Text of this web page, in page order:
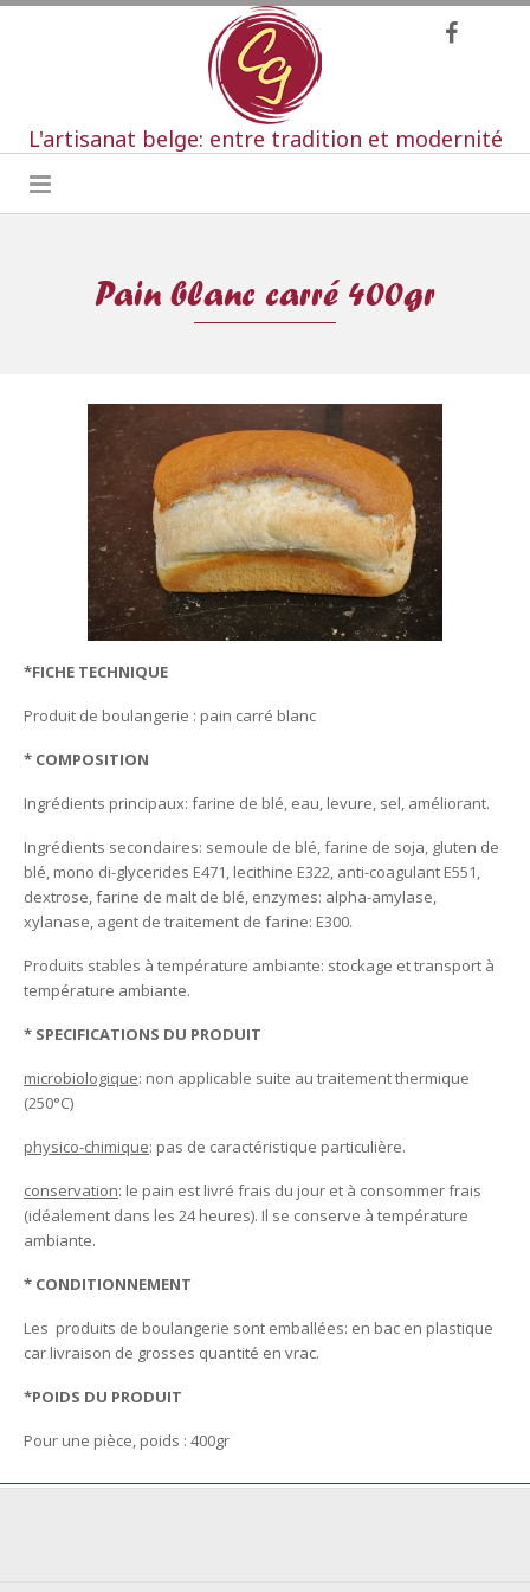
L'artisanat belge: entre tradition et modernité
Pain blanc carré 400gr
*FICHE TECHNIQUE
Produit de boulangerie : pain carré blanc
* COMPOSITION
Ingrédients principaux: farine de blé, eau, levure, sel, améliorant.
Ingrédients secondaires: semoule de blé, farine de soja, gluten de
blé, mono di-glycerides E471, lecithine E322, anti-coagulant E551,
dextrose, farine de malt de blé, enzymes: alpha-amylase,
xylanase, agent de traitement de farine: E300.
Produits stables à température ambiante: stockage et transport à
température ambiante.
* SPECIFICATIONS DU PRODUIT
microbiologique: non applicable suite au traitement thermique
(250°C)
physico-chimique: pas de caractéristique particulière.
conservation: le pain est livré frais du jour et à consommer frais
(idéalement dans les 24 heures). Il se conserve à température
ambiante.
* CONDITIONNEMENT
Les produits de boulangerie sont emballées: en bac en plastique
car livraison de grosses quantité en vrac.
*POIDS DU PRODUIT
Pour une pièce, poids : 400gr